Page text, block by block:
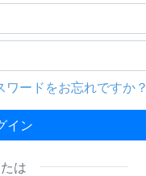
ワードをお忘れですか？
イン
は